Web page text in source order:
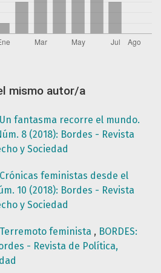
mismo autor/a
Un fantasma recorre el mundo.
8 (2018): Bordes - Revista
y Sociedad
Crónicas feministas desde el
10 (2018): Bordes - Revista
y Sociedad
Terremoto feminista , BORDES:
- Revista de Política,